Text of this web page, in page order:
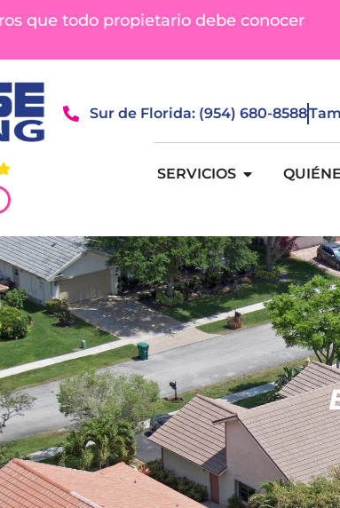
que todo propietario debe conocer
Sur de Florida: (954) 680-8588
SERVICIOS